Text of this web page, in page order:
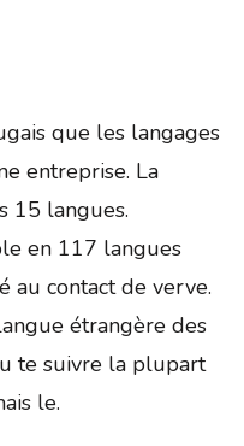
que les langages
entreprise. La
15 langues.
en 117 langues
au contact de verve.
étrangère des
te suivre la plupart
le.